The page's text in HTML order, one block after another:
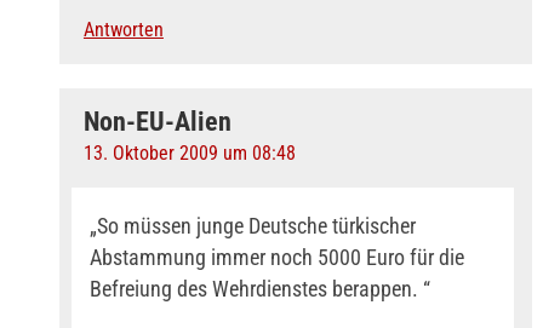
Antworten
Non-EU-Alien
13. Oktober 2009 um 08:48
„So müssen junge Deutsche türkischer
Abstammung immer noch 5000 Euro für die
Befreiung des Wehrdienstes berappen. “